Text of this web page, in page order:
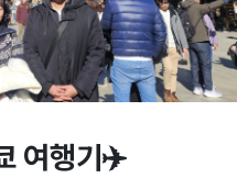
여행기✈️